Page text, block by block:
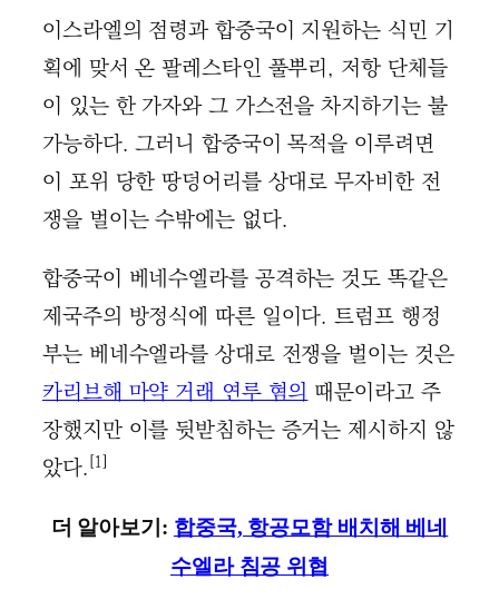
이스라엘의 점령과 합중국이 지원하는 식민 기
획에 맞서 온 팔레스타인 풀뿌리, 저항 단체들
이 있는 한 가자와 그 가스전을 차지하기는 불
가능하다. 그러니 합중국이 목적을 이루려면
이 포위 당한 땅덩어리를 상대로 무자비한 전
쟁을 벌이는 수밖에는 없다.
합중국이 베네수엘라를 공격하는 것도 똑같은
제국주의 방정식에 따른 일이다. 트럼프 행정
부는 베네수엘라를 상대로 전쟁을 벌이는 것은
카리브해 마약 거래 연루 혐의때문이라고 주
장했지만 이를 뒷받침하는 증거는 제시하지 않
았다.[1]
더 알아보기: 합중국, 항공모함 배치해 베네
수엘라 침공 위협